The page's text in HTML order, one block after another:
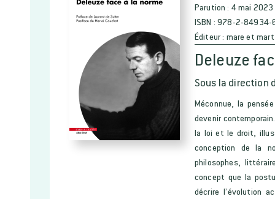
Parution : 4 mai 2023
ISBN : 978-2-84934-
Éditeur : mare et
Deleuze
Sous la direction
Méconnue, la
devenir
la loi et le droit,
conception de la
philosophes,
concept que la
décrire l’évolution